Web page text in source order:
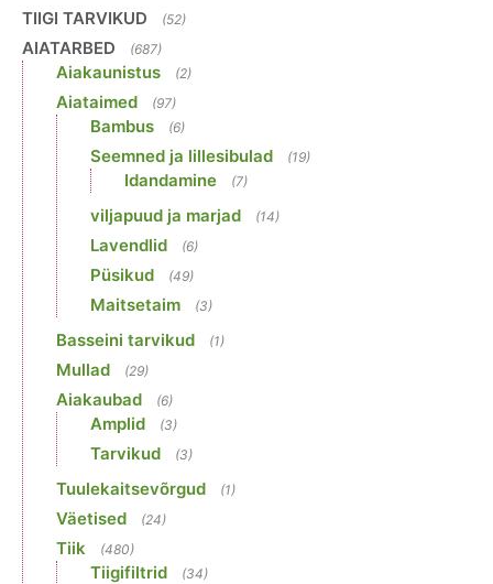
TIIGI TARVIKUD (52)
AIATARBED (687)
Aiakaunistus (2)
Aiataimed (97)
Bambus (6)
Seemned ja lillesibulad (19)
Idandamine (7)
viljapuud ja marjad (14)
Lavendlid (6)
Püsikud (49)
Maitsetaim (3)
Basseini tarvikud (1)
Mullad (29)
Aiakaubad (6)
Amplid (3)
Tarvikud (3)
Tuulekaitsevõrgud (1)
Väetised (24)
Tiik (480)
Tiigifiltrid (34)